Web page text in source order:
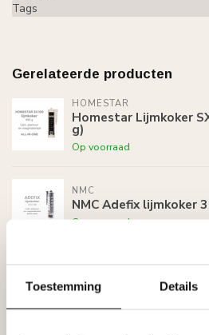
Toestemming Details
Tags
Gerelateerde producten
HOMESTAR
Homestar Lijmkoker
g)
Op voorraad
NMC
NMC Adefix lijmkoker
Op voorraad
Homestar S25 (25 x 15
lengte 2 m
Op voorraad